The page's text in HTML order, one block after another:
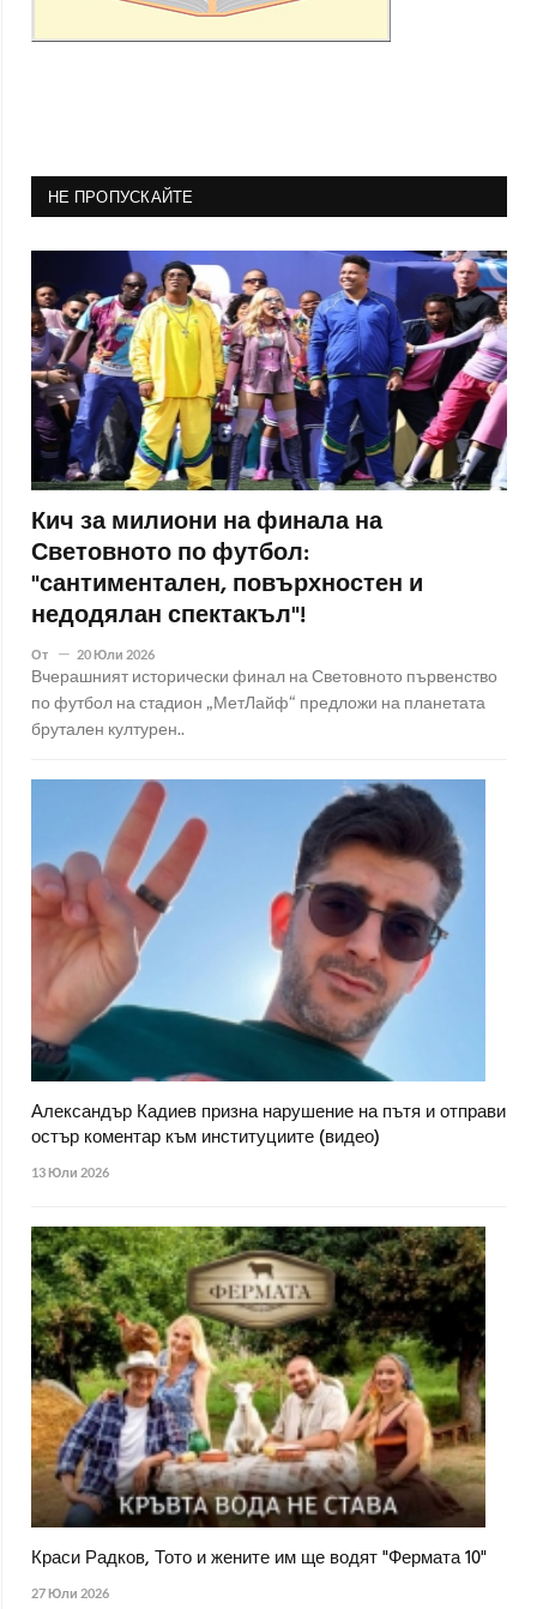
НЕ ПРОПУСКАЙТЕ
Кич за милиони на финала на
Световното по футбол:
"сантиментален, повърхностен и
недодялан спектакъл"!
От 20 Юли 2026
Вчерашният исторически финал на Световното първенство
по футбол на стадион „МетЛайф“ предложи на планетата
брутален културен..
Александър Кадиев призна нарушение на пътя и отправи
остър коментар към институциите (видео)
13 Юли 2026
Краси Радков, Тото и жените им ще водят "Фермата 10"
27 Юли 2026